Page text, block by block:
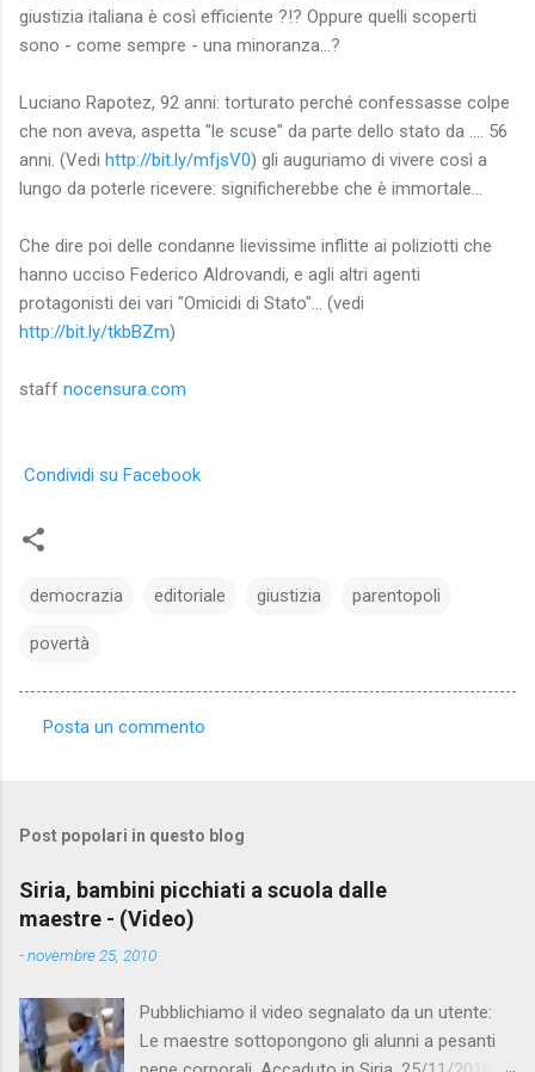
giustizia italiana è così efficiente ?!? Oppure quelli scoperti
sono - come sempre - una minoranza...?
Luciano Rapotez, 92 anni: torturato perché confessasse colpe
che non aveva, aspetta "le scuse" da parte dello stato da .... 56
anni. (Vedi http://bit.ly/mfjsV0) gli auguriamo di vivere così a
lungo da poterle ricevere: significherebbe che è immortale...
Che dire poi delle condanne lievissime inflitte ai poliziotti che
hanno ucciso Federico Aldrovandi, e agli altri agenti
protagonisti dei vari "Omicidi di Stato"... (vedi
http://bit.ly/tkbBZm)
staff nocensura.com
Condividi su Facebook
democrazia editoriale giustizia parentopoli
povertà
e
n
t
Posta un commento
Post popolari in questo blog
Siria, bambini picchiati a scuola dalle
maestre - (Video)
-novembre 25, 2010
Pubblichiamo il video segnalato da un utente:
Le maestre sottopongono gli alunni a pesanti